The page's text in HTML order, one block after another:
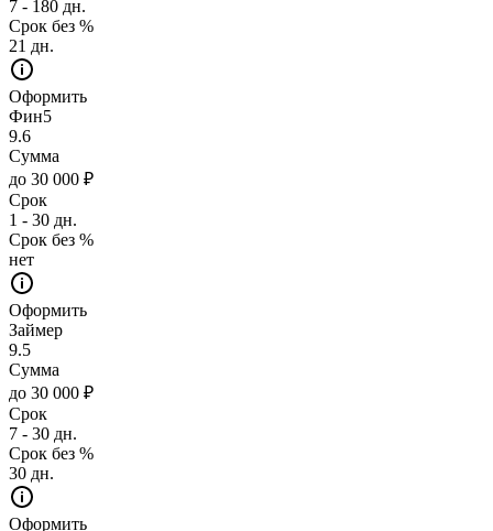
7 - 180 дн.
Срок без %
21 дн.
Оформить
Фин5
9.6
Сумма
до 30 000 ₽
Срок
1 - 30 дн.
Срок без %
нет
Оформить
Займер
9.5
Сумма
до 30 000 ₽
Срок
7 - 30 дн.
Срок без %
30 дн.
Оформить